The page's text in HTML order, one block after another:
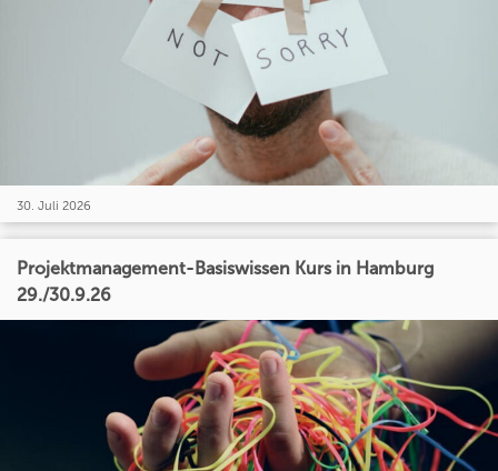
30. Juli 2026
Projektmanagement-Basiswissen Kurs in Hamburg
29./30.9.26